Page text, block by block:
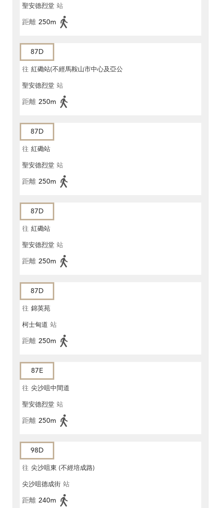
聖安德烈堂 站
距離 250m
87D
往 紅磡站(不經馬鞍山市中心及亞公
角街)
聖安德烈堂 站
距離 250m
87D
往 紅磡站
聖安德烈堂 站
距離 250m
87D
往 紅磡站
聖安德烈堂 站
距離 250m
87D
往 錦英苑
柯士甸道 站
距離 250m
87E
往 尖沙咀中間道
聖安德烈堂 站
距離 250m
98D
往 尖沙咀東 (不經培成路)
尖沙咀德成街 站
距離 240m